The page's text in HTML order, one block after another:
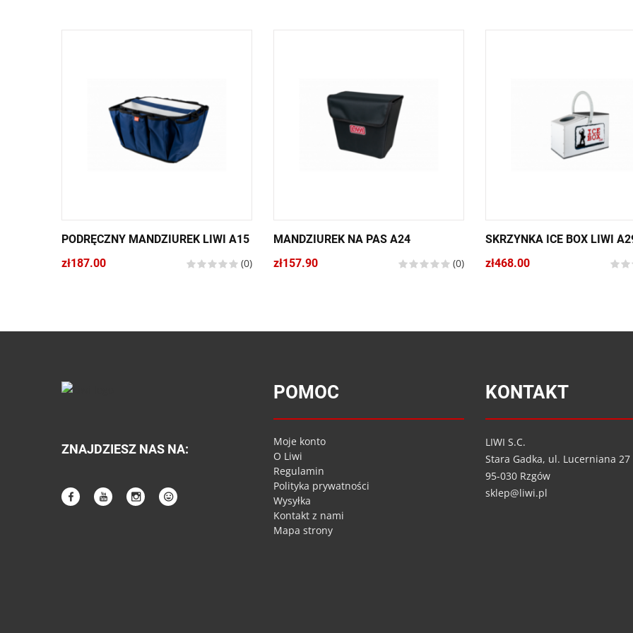
PODRĘCZNY MANDZIUREK LIWI A15
zł187.00
(0)
MANDZIUREK NA PAS A24
zł157.90
(0)
SKRZYNKA ICE BOX LIWI
zł468.00
ZNAJDZIESZ NAS NA:
POMOC
Moje konto
O Liwi
Regulamin
Polityka prywatności
Wysyłka
Kontakt z nami
Mapa strony
KONTAKT
LIWI S.C.
Stara Gadka, ul. Lucerniana 27
95-030 Rzgów
sklep@liwi.pl